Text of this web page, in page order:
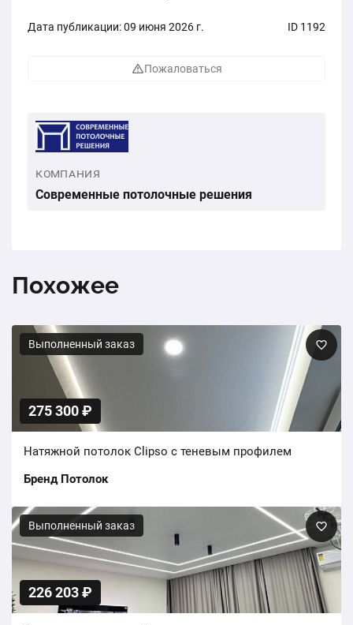
Дата публикации: 09 июня 2026 г.
Пожаловаться
ID 1192
КОМПАНИЯ
Современные потолочные решения
Похожее
Выполненный заказ
275 300 ₽
Натяжной потолок Clipso с теневым профилем
Бренд Потолок
Выполненный заказ
226 203 ₽